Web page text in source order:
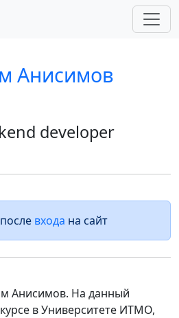
Анисимов
developer
входа на сайт
Анисимов. На данный
в Университете ИТМО,